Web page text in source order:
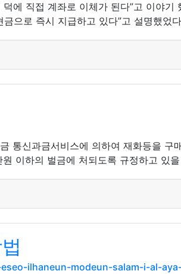
에 직접 계좌로 이체가 된다”고 이야기
으로 즉시 지급하고 있다”고 설명했었
통신과금서비스에 의하여 재화등을 구
이하의 벌금에 처되도록 규정하고 있
ilhaneun-modeun-salam-i-al-